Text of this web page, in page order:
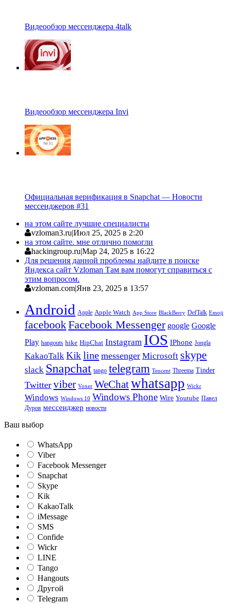
Видеообзор мессенджера 4talk
Видеообзор мессенджера Invi
Официальная верификация в Snapchat — Новости
мессенджеров #31
на этом сайте лучшие специалисты
vzloman3.ru|Июл 25, 2025 в 2:20
на этом сайте. мне отлично помогли
hackingroup.ru|Мар 24, 2025 в 16:22
Для решения данной проблемы найдите в поиске
Яндекса сайт Vzloman Там вам помогут справиться с
этим вопросом.
vzloman.com|Янв 23, 2025 в 13:57
Android Apple Apple Watch App Store BlackBerry DefTalk Emoji
facebookFacebook Messenger google Google
Play hangouts hike HipChat Instagram IOS IPhone Jongla
KakaoTalk Kik line messenger Microsoft skype
slack Snapchat tango telegram Tencent Threema Tinder
Twitter viber Voxer WeChatwhatsapp Wickr
Windows Windows 10 Windows Phone Wire Youtube Павел
Дуров мессенджер новости
Ваш выбор
WhatsApp
Viber
Facebook Messenger
Snapchat
Skype
Kik
KakaoTalk
iMessage
SMS
Confide
Wickr
LINE
Tango
Hangouts
Другой
Telegram